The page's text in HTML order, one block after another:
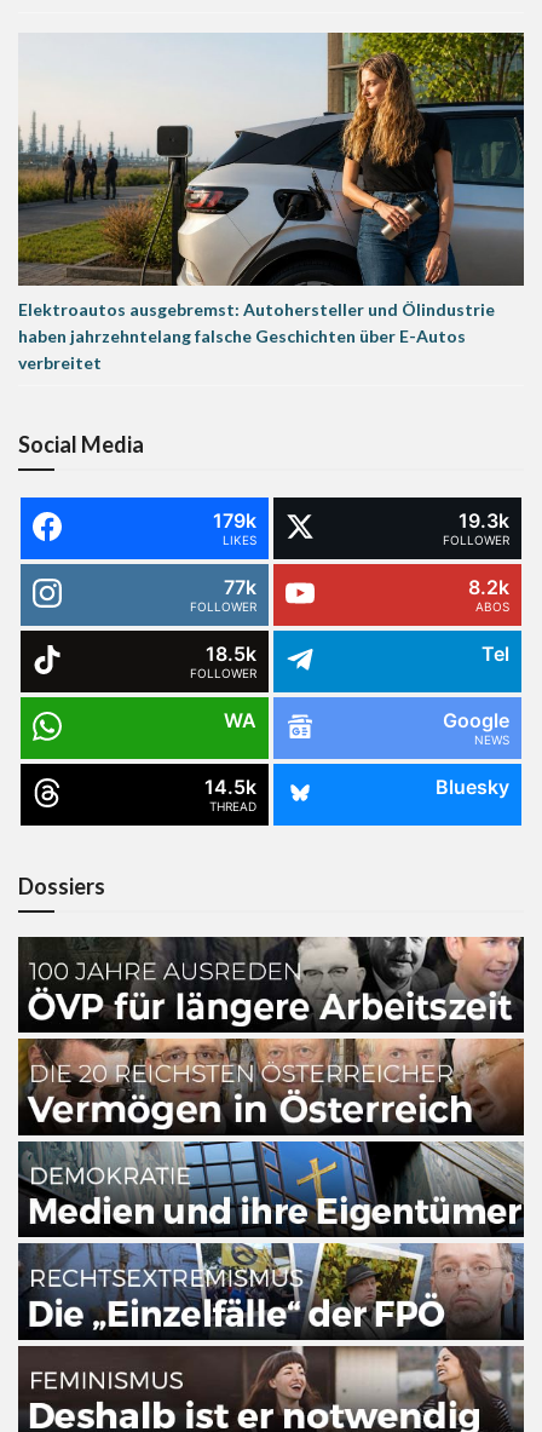
Elektroautos ausgebremst: Autohersteller und Ölindustrie
haben jahrzehntelang falsche Geschichten über E-Autos
verbreitet
Social Media
179k
LIKES
19.3k
FOLLOWER
77k
FOLLOWER
8.2k
ABOS
18.5k
FOLLOWER
Tel
WA Google
NEWS
14.5k
THREAD
Bluesky
Dossiers